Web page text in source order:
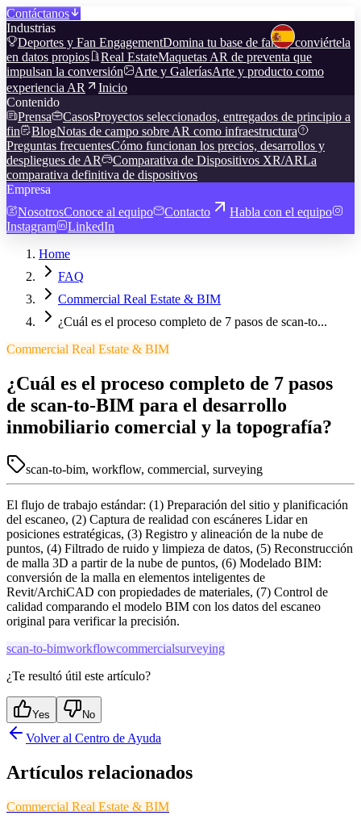
Contáctanos
Industrias
Deportes y Fan EngagementDomina tu base de fans y conviértela
en datos propios
Real EstateMaquetas AR de preventa que
impulsan la conversión
Arte y GaleríasArte y producto como
experiencia AR
Inicio
Contenido
Prensa
CasosProyectos seleccionados, entregados de principio a
fin
BlogNotas de campo sobre AR como infraestructura
Preguntas frecuentesCómo funcionan los precios, desarrollos y
despliegues de AR
Comparativa de Dispositivos XR/ARLa
comparativa definitiva de dispositivos
Empresa
NosotrosConoce al equipo Contacto
Habla con el equipo
Instagram
LinkedIn
Home
FAQ
Commercial Real Estate & BIM
¿Cuál es el proceso completo de 7 pasos de scan-to...
Commercial Real Estate & BIM
¿Cuál es el proceso completo de 7 pasos
de scan-to-BIM para el desarrollo
inmobiliario comercial y la topografía?
scan-to-bim, workflow, commercial, surveying
El flujo de trabajo estándar: (1) Preparación del sitio y planificación
del escaneo, (2) Captura de realidad con escáneres Lidar en
posiciones estratégicas, (3) Registro y alineación de la nube de
puntos, (4) Filtrado de ruido y limpieza de datos, (5) Reconstrucción
de malla 3D a partir de la nube de puntos, (6) Modelado BIM:
conversión de la malla en elementos inteligentes de
Revit/ArchiCAD con propiedades de materiales, (7) Control de
calidad comparando el modelo BIM con los datos del escaneo
original para verificar la precisión.
scan-to-bimworkflowcommercialsurveying
¿Te resultó útil este artículo?
Yes No
Volver al Centro de Ayuda
Artículos relacionados
Commercial Real Estate & BIM